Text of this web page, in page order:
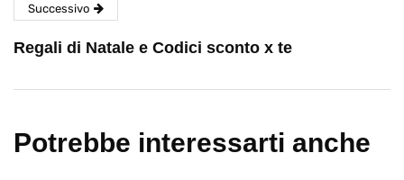
Successivo
Regali di Natale e Codici sconto x te
Potrebbe interessarti anche